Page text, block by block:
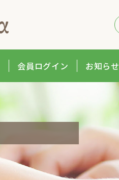
会員ログイン お知らせ